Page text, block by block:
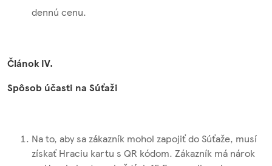
dennú cenu.
Článok IV.
Spôsob účasti na Súťaži
Na to, aby sa zákazník mohol zapojiť do Súťaže, musí
získať Hraciu kartu s QR kódom. Zákazník má nárok